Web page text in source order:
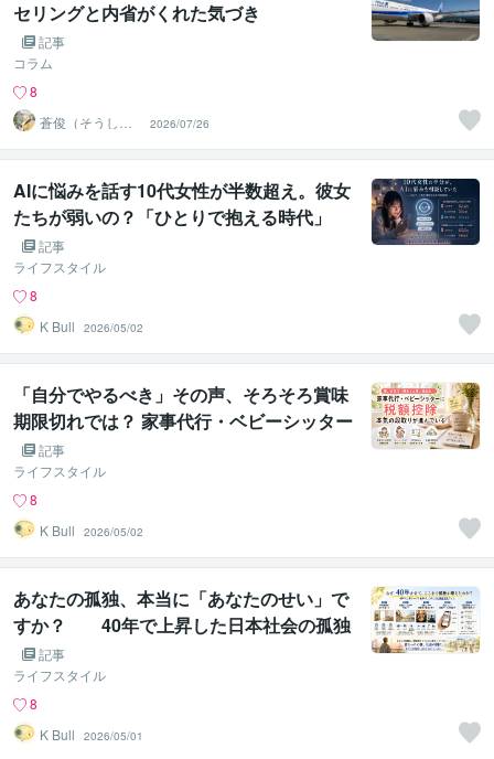
セリングと内省がくれた気づき
記事
コラム
8
蒼俊（そうしゅ
ん）
2026/07/26
AIに悩みを話す10代女性が半数超え。彼女
たちが弱いの？「ひとりで抱える時代」
を、若い世代が先に終わらせていた
記事
ライフスタイル
8
K Bull
2026/05/02
「自分でやるべき」その声、そろそろ賞味
期限切れでは？ 家事代行・ベビーシッター
の税額控除、国主体の本気の段取りが進ん
でいる
記事
ライフスタイル
8
K Bull
2026/05/02
あなたの孤独、本当に「あなたのせい」で
すか？ 40年で上昇した日本社会の孤独
を、ひとりで背負っていた話
記事
ライフスタイル
8
K Bull
2026/05/01